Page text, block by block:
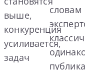
выше,
конкуренция
усиливается,
задач
словам